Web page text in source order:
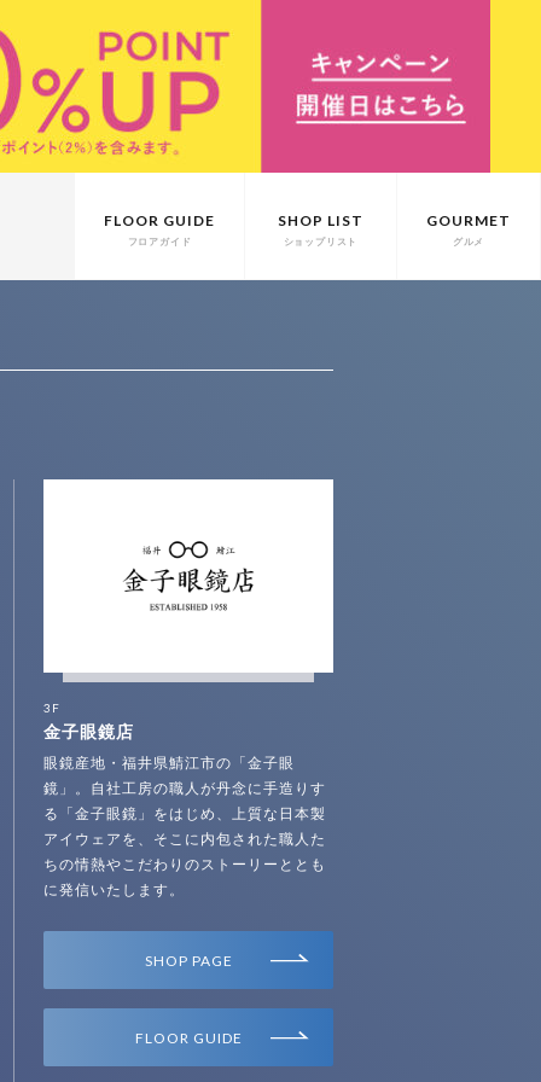
FLOOR GUIDE
フロアガイド
SHOP LIST
ショップリスト
GOURMET
グルメ
3F
金子眼鏡店
眼鏡産地・福井県鯖江市の「金子眼
鏡」。自社工房の職人が丹念に手造りす
る「金子眼鏡」をはじめ、上質な日本製
アイウェアを、そこに内包された職人た
ちの情熱やこだわりのストーリーととも
に発信いたします。
SHOP PAGE
FLOOR GUIDE